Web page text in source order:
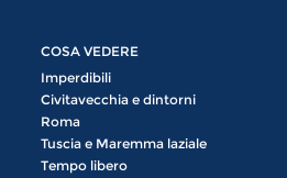
COSA VEDERE
Imperdibili
Civitavecchia e dintorni
Roma
Tuscia e Maremma laziale
Tempo libero